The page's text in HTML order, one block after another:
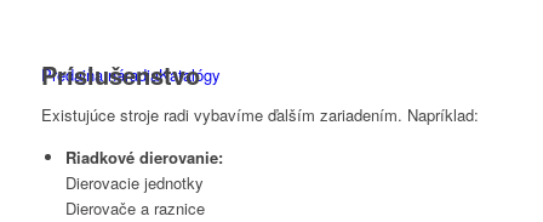
Predajňa náradiaKatalógy
Príslušenstvo
Existujúce stroje radi vybavíme ďalším zariadením. Napríklad:
Riadkové dierovanie:
Dierovacie jednotky
Dierovače a raznice